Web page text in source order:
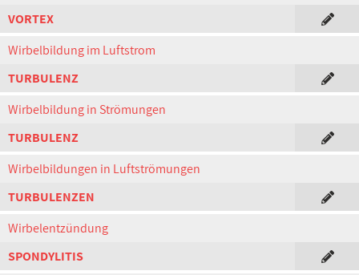
VORTEX
Wirbelbildung im Luftstrom
TURBULENZ
Wirbelbildung in Strömungen
TURBULENZ
Wirbelbildungen in Luftströmungen
TURBULENZEN
Wirbelentzündung
SPONDYLITIS